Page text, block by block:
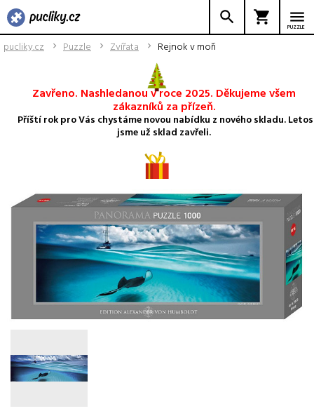
PUZZLE
pucliky.cz Puzzle Zvířata Rejnok v moři
Zavřeno. Nashledanou v roce 2025. Děkujeme všem
zákazníků za přízeň.
Příští rok pro Vás chystáme novou nabídku z nového skladu. Letos
jsme už sklad zavřeli.